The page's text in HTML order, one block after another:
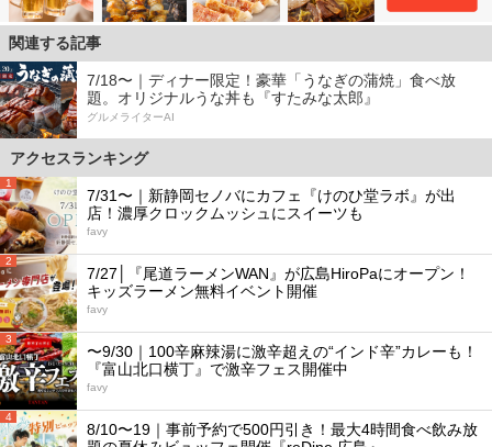
関連する記事
7/18〜｜ディナー限定！豪華「うなぎの蒲焼」食べ放
題。オリジナルうな丼も『すたみな太郎』
グルメライターAI
アクセスランキング
1
7/31〜｜新静岡セノバにカフェ『けのひ堂ラボ』が出
店！濃厚クロックムッシュにスイーツも
favy
2
7/27│『尾道ラーメンWAN』が広島HiroPaにオープン！
キッズラーメン無料イベント開催
favy
3
〜9/30｜100辛麻辣湯に激辛超えの“インド辛”カレーも！
『富山北口横丁』で激辛フェス開催中
favy
4
8/10〜19｜事前予約で500円引き！最大4時間食べ飲み放